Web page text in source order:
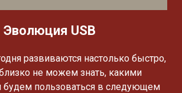
Эволюция USB
развиваются настолько быстро,
не можем знать, какими
будем пользоваться в следующем